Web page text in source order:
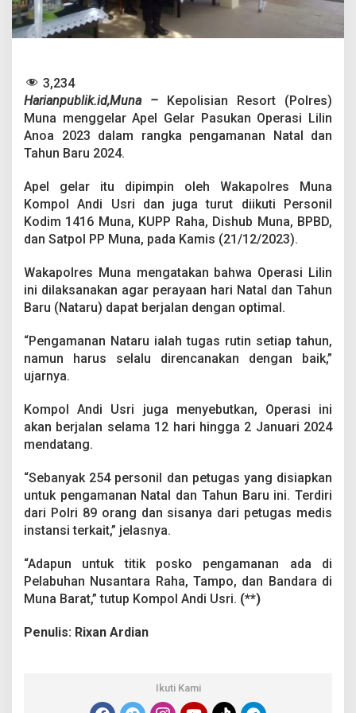
u
n
,
P
o
l
r
s
M
u
n
a
u
r
u
a
n
h
P
e
s
o
i
l
3,234
Harianpublik.id,Muna –
Kepolisian Resort (Polres)
Muna menggelar Apel Gelar Pasukan Operasi Lilin
Anoa 2023 dalam rangka pengamanan Natal dan
Tahun Baru 2024.
Apel gelar itu dipimpin oleh Wakapolres Muna
Kompol Andi Usri dan juga turut diikuti Personil
Kodim 1416 Muna, KUPP Raha, Dishub Muna, BPBD,
dan Satpol PP Muna, pada Kamis (21/12/2023).
Wakapolres Muna mengatakan bahwa Operasi Lilin
ini dilaksanakan agar perayaan hari Natal dan Tahun
Baru (Nataru) dapat berjalan dengan optimal.
“Pengamanan Nataru ialah tugas rutin setiap tahun,
namun harus selalu direncanakan dengan baik,”
ujarnya.
Kompol Andi Usri juga menyebutkan, Operasi ini
akan berjalan selama 12 hari hingga 2 Januari 2024
mendatang.
“Sebanyak 254 personil dan petugas yang disiapkan
untuk pengamanan Natal dan Tahun Baru ini. Terdiri
dari Polri 89 orang dan sisanya dari petugas medis
instansi terkait,” jelasnya.
“Adapun untuk titik posko pengamanan ada di
Pelabuhan Nusantara Raha, Tampo, dan Bandara di
Muna Barat,” tutup Kompol Andi Usri. (**)
Penulis: Rixan Ardian
Ikuti Kami